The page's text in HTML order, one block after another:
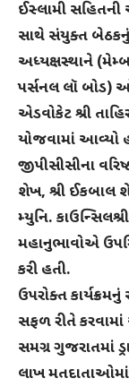
ઈસ્લામી સહિતની
સાથે સંયુક્ત
અધ્યક્ષસ્થાને
પર્સનલ લૉ બોડ)
એડવોકેટ શ્રી
યોજવામાં આવ્યો
જીપીસીસીના
શેખ, શ્રી ઈકબાલ
મ્યુનિ.
મહાનુભાવોએ
કરી હતી.
ઉપરોક્ત
સફળ રીતે
સમગ્ર ગુજરાતમાં
લાખ